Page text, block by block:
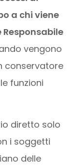
a chi viene
vengono
conservatore
funzioni
diretto solo
i soggetti
delle